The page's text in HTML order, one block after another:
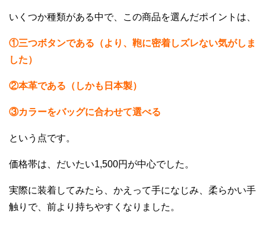
いくつか種類がある中で、この商品を選んだポイントは、
①三つボタンである（より、鞄に密着しズレない気がしま
した）
②本革である（しかも日本製）
③カラーをバッグに合わせて選べる
という点です。
価格帯は、だいたい1,500円が中心でした。
実際に装着してみたら、かえって手になじみ、柔らかい手
触りで、前より持ちやすくなりました。